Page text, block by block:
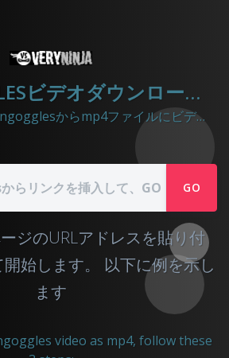
TOONGOGGLESビデオダウンローダー
Very.Ninjaは、 Toongogglesからmp4ファイルにビデオをダウンロードするのに役立ちます
GO
ジのURLアドレスを貼り付
始します。 以下に例を示し
ます
video as mp4, follow these